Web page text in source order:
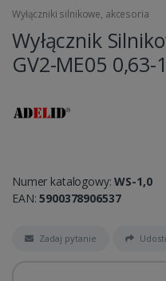
Wyłączniki silnikowe, akcesoria
Wyłącznik
GV2-ME05 0,63-
Numer katalogowy:WS-1,0
EAN:5900378906537
Zadaj pytanie